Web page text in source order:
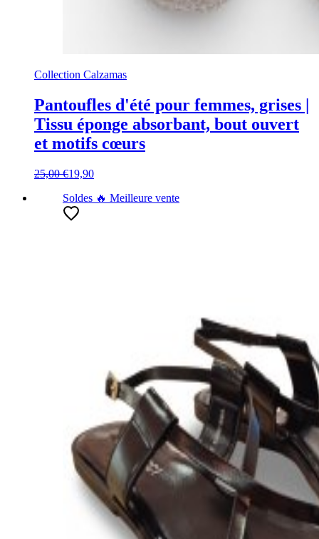
Collection Calzamas
Pantoufles d'été pour femmes, grises |
Tissu éponge absorbant, bout ouvert
et motifs cœurs
25,00 €19,90
Soldes 🔥 Meilleure vente